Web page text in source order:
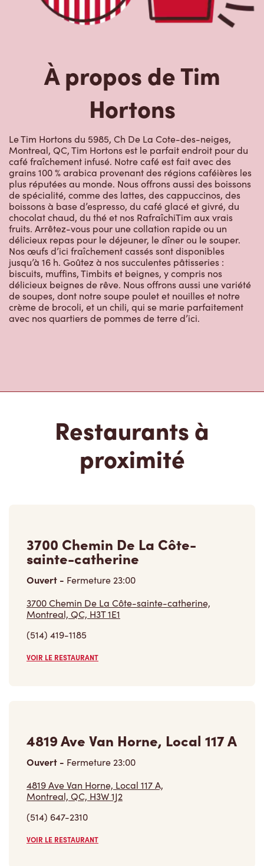
À propos de Tim
Hortons
Le Tim Hortons du 5985, Ch De La Cote-des-neiges,
Montreal, QC, Tim Hortons est le parfait endroit pour du
café fraîchement infusé. Notre café est fait avec des
grains 100 % arabica provenant des régions caféières les
plus réputées au monde. Nous offrons aussi des boissons
de spécialité, comme des lattes, des cappuccinos, des
boissons à base d’espresso, du café glacé et givré, du
chocolat chaud, du thé et nos RafraîchiTim aux vrais
fruits. Arrêtez-vous pour une collation rapide ou un
délicieux repas pour le déjeuner, le dîner ou le souper.
Nos œufs d’ici fraîchement cassés sont disponibles
jusqu’à 16 h. Goûtez à nos succulentes pâtisseries :
biscuits, muffins, Timbits et beignes, y compris nos
délicieux beignes de rêve. Nous offrons aussi une variété
de soupes, dont notre soupe poulet et nouilles et notre
crème de brocoli, et un chili, qui se marie parfaitement
avec nos quartiers de pommes de terre d’ici.
Restaurants à
proximité
3700 Chemin De La Côte-
sainte-catherine
Ouvert - Fermeture23:00
3700 Chemin De La Côte-sainte-catherine,
Montreal, QC, H3T 1E1
(514) 419-1185
VOIR LE RESTAURANT
4819 Ave Van Horne, Local 117 A
Ouvert - Fermeture23:00
4819 Ave Van Horne, Local 117 A,
Montreal, QC, H3W 1J2
(514) 647-2310
VOIR LE RESTAURANT